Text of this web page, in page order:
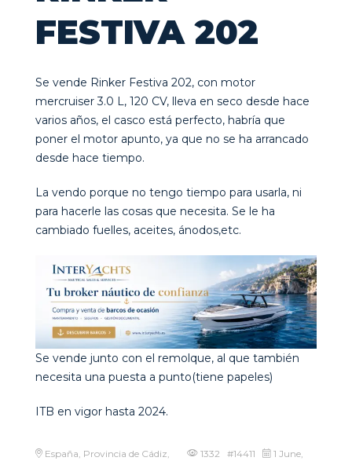
FESTIVA 202
Se vende Rinker Festiva 202, con motor
mercruiser 3.0 L, 120 CV, lleva en seco desde hace
varios años, el casco está perfecto, habría que
poner el motor apunto, ya que no se ha arrancado
desde hace tiempo.
La vendo porque no tengo tiempo para usarla, ni
para hacerle las cosas que necesita. Se le ha
cambiado fuelles, aceites, ánodos,etc.
Se vende junto con el remolque, al que también
necesita una puesta a punto(tiene papeles)
ITB en vigor hasta 2024.
España, Provincia de Cádiz,
1332 #14411
1 June,